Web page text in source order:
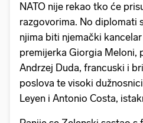
NATO nije rekao tko će
razgovorima. No diplomati
njima biti njemački
premijerka Giorgia Meloni,
Andrzej Duda, francuski i
poslova te visoki
Leyen i Antonio Costa,